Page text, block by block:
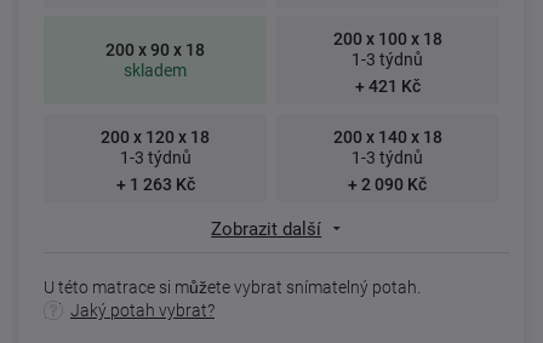
200 x 90 x 18
skladem
200 x 100 x 18
1-3 týdnů
+ 421 Kč
200 x 120 x 18
1-3 týdnů
+ 1 263 Kč
200 x 140 x 18
1-3 týdnů
+ 2 090 Kč
Zobrazit další
U této matrace si můžete vybrat snímatelný potah.
Jaký potah vybrat?